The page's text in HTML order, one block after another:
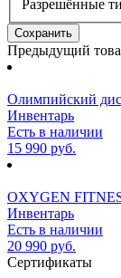
Разрешённые
Предыдущий
Олимпийский
Инвентарь
Есть в наличии
15 990 руб.
OXYGEN
Инвентарь
Есть в наличии
20 990 руб.
Сертификаты